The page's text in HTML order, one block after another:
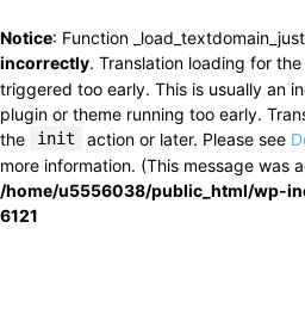
Notice: Function
incorrectly. Translation loading for the
triggered too early. This is usually an
plugin or theme running too early.
the
init action or later. Please see
more information. (This message was
/home/u5556038/public_html/wp-
6121